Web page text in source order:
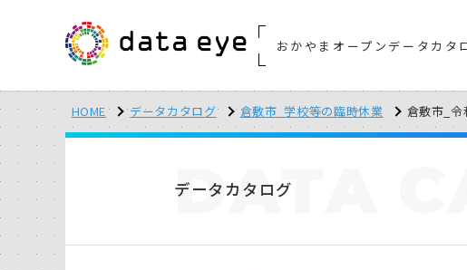
おかやまオープンデータカタ
HOME データカタログ 倉敷市_学校等の臨時休業 倉敷市_
データカタログ
DATA